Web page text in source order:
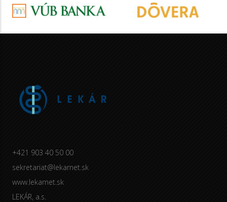
+421 903 40 50 00
sekretariat@lekarnet.sk
www.lekarnet.sk
LEKÁR, a.s.